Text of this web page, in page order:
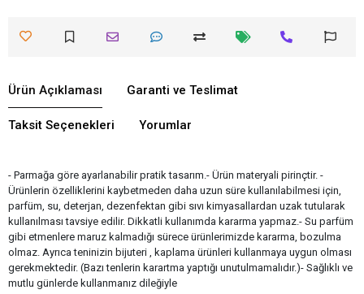
Ürün Açıklaması Garanti ve Teslimat
Taksit Seçenekleri Yorumlar
- Parmağa göre ayarlanabilir pratik tasarım.- Ürün materyali pirinçtir. -
Ürünlerin özelliklerini kaybetmeden daha uzun süre kullanılabilmesi için,
parfüm, su, deterjan, dezenfektan gibi sıvı kimyasallardan uzak tutularak
kullanılması tavsiye edilir. Dikkatli kullanımda kararma yapmaz.- Su parfüm
gibi etmenlere maruz kalmadığı sürece ürünlerimizde kararma, bozulma
olmaz. Ayrıca teninizin bijuteri , kaplama ürünleri kullanmaya uygun olması
gerekmektedir. (Bazı tenlerin karartma yaptığı unutulmamalıdır.)- Sağlıklı ve
mutlu günlerde kullanmanız dileğiyle